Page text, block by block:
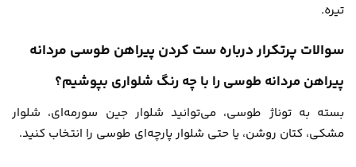
تیره.
سوالات پرتکرار درباره ست کردن پیراهن طوسی مردانه
پیراهن مردانه طوسی را با چه رنگ شلواری بپوشیم؟
بسته به توناژ طوسی، می‌توانید شلوار جین سورمه‌ای، شلوار
مشکی، کتان روشن، یا حتی شلوار پارچه‌ای طوسی را انتخاب کنید.